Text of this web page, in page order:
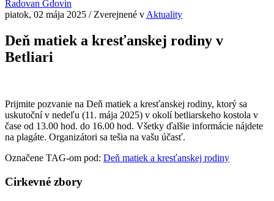
Radovan Gdovin
piatok, 02 mája 2025 / Zverejnené v Aktuality
Deň matiek a kresťanskej rodiny v
Betliari
Prijmite pozvanie na Deň matiek a kresťanskej rodiny, ktorý sa
uskutoční v nedeľu (11. mája 2025) v okolí betliarskeho kostola v
čase od 13.00 hod. do 16.00 hod. Všetky ďalšie informácie nájdete
na plagáte. Organizátori sa tešia na vašu účasť.
Označene TAG-om pod: Deň matiek a kresťanskej rodiny
Cirkevné zbory